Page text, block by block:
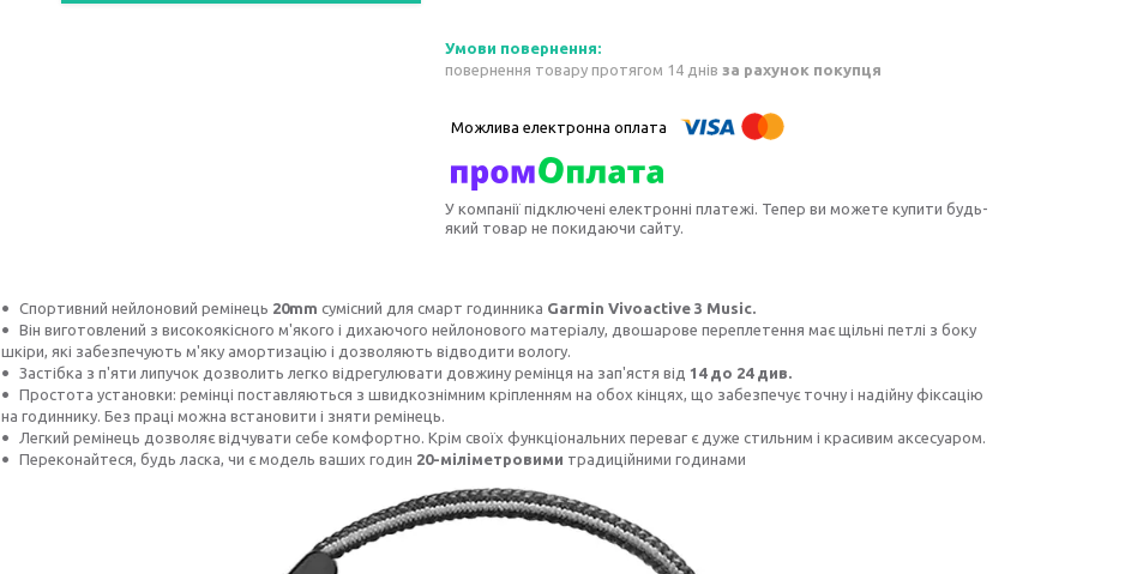
повернення товару протягом 14 днів за рахунок покупця
У компанії підключені електронні платежі. Тепер ви можете купити будь-
який товар не покидаючи сайту.
Спортивний нейлоновий ремінець 20mm сумісний для смарт годинника Garmin Vivoactive 3 Music.
Він виготовлений з високоякісного м'якого і дихаючого нейлонового матеріалу, двошарове переплетення має щільні петлі з боку
шкіри, які забезпечують м'яку амортизацію і дозволяють відводити вологу.
Застібка з п'яти липучок дозволить легко відрегулювати довжину ремінця на зап'ястя від 14 до 24 див.
Простота установки: ремінці поставляються з швидкознімним кріпленням на обох кінцях, що забезпечує точну і надійну фіксацію
на годиннику. Без праці можна встановити і зняти ремінець.
Легкий ремінець дозволяє відчувати себе комфортно. Крім своїх функціональних переваг є дуже стильним і красивим аксесуаром.
Переконайтеся, будь ласка, чи є модель ваших годин 20-міліметровими традиційними годинами